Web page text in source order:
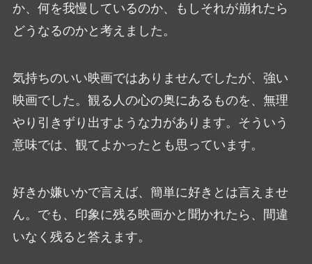
か、何を我慢しているのか、もしそれが崩れたら
どうなるのかと考えました。
気持ちのいい映画ではありませんでしたが、強い
映画でした。観る人の心の奥にあるものを、無理
やり引きずり出すような力があります。そういう
意味では、観てよかったとも思っています。
好きか嫌いかで言えば、簡単に好きとは言えませ
ん。でも、印象に残る映画かと聞かれたら、間違
いなく残ると答えます。